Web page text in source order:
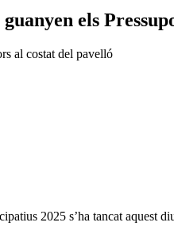
els
al costat del pavelló
2025 s’ha tancat aquest